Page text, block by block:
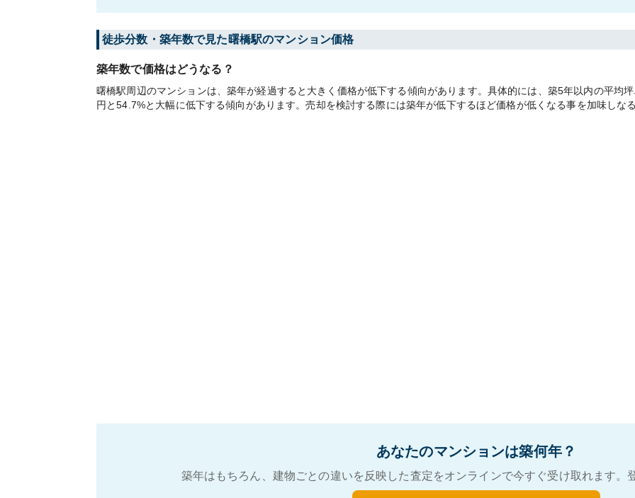
徒歩分数・築年数で見た曙橋駅のマンション価格
築年数で価格はどうなる？
曙橋駅周辺のマンションは、築年が経過すると大きく価格が低下する傾向があります。具体的には、築5年以内の平均
円と54.7%と大幅に低下する傾向があります。売却を検討する際には築年が低下するほど価格が低くなる事を加味しな
あなたのマンションは築何年？
築年はもちろん、建物ごとの違いを反映した査定をオンラインで今すぐ受け取れます。